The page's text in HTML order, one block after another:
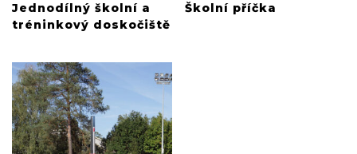
Jednodílný školní a
tréninkový doskočiště
Školní příčka